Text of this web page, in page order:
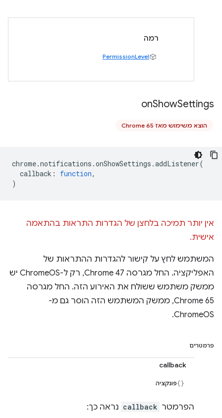
רמה
PermissionLevel
onShowSettings
הוצא משימוש מאז Chrome 65
chrome.notifications .onShowSettings .addListener(
callback : function,
)
אין יותר תמיכה בלחצן של הגדרות התראות בהתאמה
אישית.
המשתמש לחץ על קישור להגדרות ההתראות של
האפליקציה. החל מגרסה Chrome 47, רק ל-ChromeOS יש
ממשק משתמש ששולח את האירוע הזה. החל מגרסה
Chrome 65, ממשק המשתמש הזה הוסר גם מ-
ChromeOS.
פרמטרים
callback
פונקציה
הפרמטר callback נראה כך: